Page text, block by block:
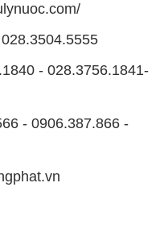
- 028.3756.1841-
- 0906.387.866 -